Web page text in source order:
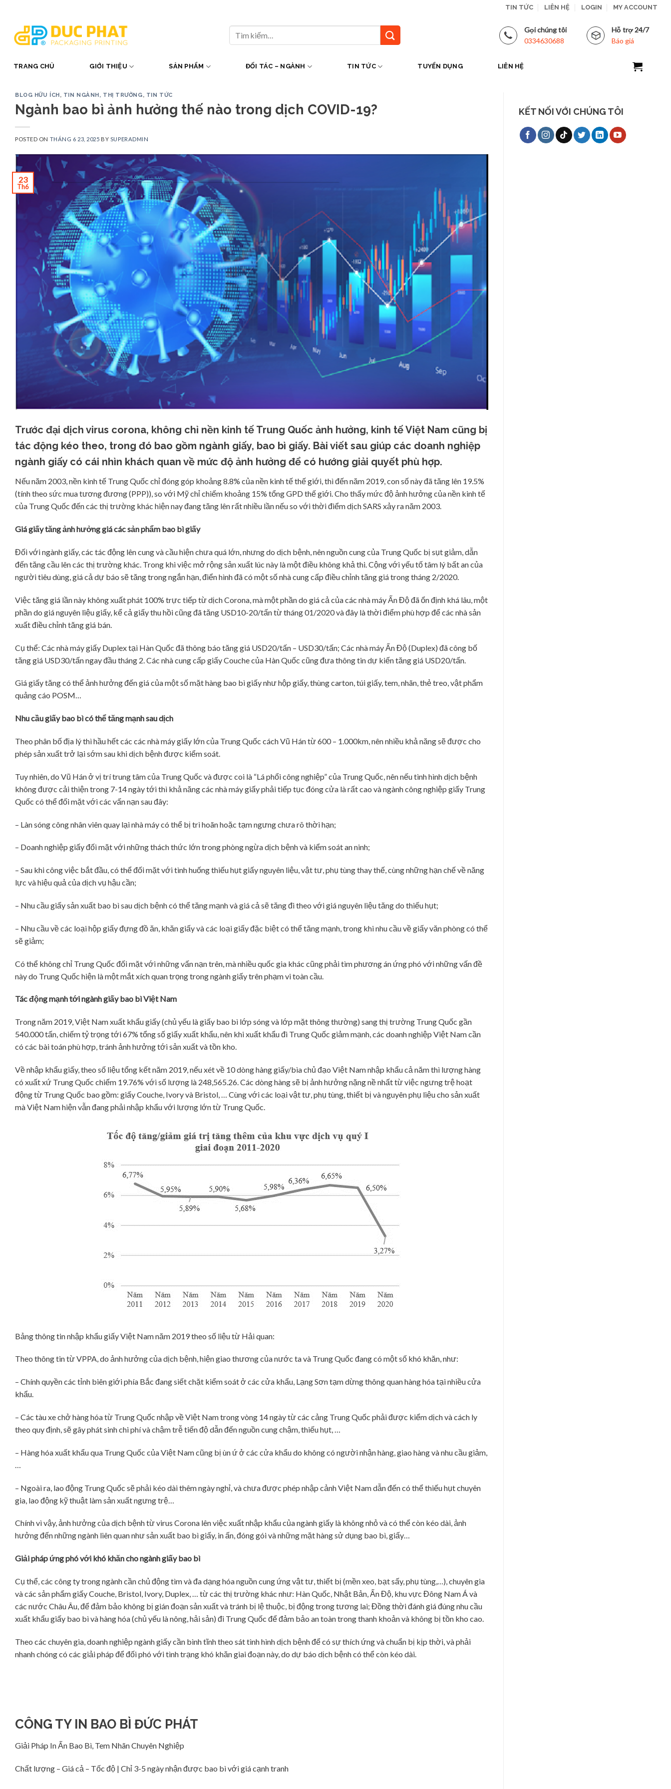
content
TIN TỨC LIÊN HỆ LOGIN MY ACCOUNT
kiếm:
Gọi chúng tôi
0334630688
Hỗ trợ 24/7
Báo giá
TRANG CHỦ GIỚI THIỆU SẢN PHẨM ĐỐI TÁC – NGÀNH TIN TỨC TUYỂN DỤNG LIÊN HỆ
BLOG HỮU ÍCH, TIN NGÀNH, THỊ TRƯỜNG, TIN TỨC
Ngành bao bì ảnh hưởng thế nào trong dịch COVID-19?
POSTED ON THÁNG 6 23, 2025 BY SUPERADMIN
23
Th6
Trước đại dịch virus corona, không chỉ nền kinh tế Trung Quốc ảnh hưởng, kinh tế Việt Nam cũng bị
tác động kéo theo, trong đó bao gồm ngành giấy, bao bì giấy. Bài viết sau giúp các doanh nghiệp
ngành giấy có cái nhìn khách quan về mức độ ảnh hưởng để có hướng giải quyết phù hợp.
Nếu năm 2003, nền kinh tế Trung Quốc chỉ đóng góp khoảng 8.8% của nền kinh tế thế giới, thì đến năm 2019, con số này đã tăng lên 19.5%
(tính theo sức mua tương đương (PPP)), so với Mỹ chỉ chiếm khoảng 15% tổng GPD thế giới. Cho thấy mức độ ảnh hưởng của nền kinh tế
của Trung Quốc đến các thị trường khác hiện nay đang tăng lên rất nhiều lần nếu so với thời điểm dịch SARS xảy ra năm 2003.
Giá giấy tăng ảnh hưởng giá các sản phẩm bao bì giấy
Đối với ngành giấy, các tác động lên cung và cầu hiện chưa quá lớn, nhưng do dịch bệnh, nên nguồn cung của Trung Quốc bị sụt giảm, dẫn
đến tăng cầu lên các thị trường khác. Trong khi việc mở rộng sản xuất lúc này là một điều không khả thi. Cộng với yếu tố tâm lý bất an của
người tiêu dùng, giá cả dự báo sẽ tăng trong ngắn hạn, điển hình đã có một số nhà cung cấp điều chỉnh tăng giá trong tháng 2/2020.
Việc tăng giá lần này không xuất phát 100% trực tiếp từ dịch Corona, mà một phần do giá cả của các nhà máy Ấn Độ đã ổn định khá lâu, một
phần do giá nguyên liệu giấy, kể cả giấy thu hồi cũng đã tăng USD10-20/tấn từ tháng 01/2020 và đây là thời điểm phù hợp để các nhà sản
xuất điều chỉnh tăng giá bán.
Cụ thể: Các nhà máy giấy Duplex tại Hàn Quốc đã thông báo tăng giá USD20/tấn – USD30/tấn; Các nhà máy Ấn Độ (Duplex) đã công bố
tăng giá USD30/tấn ngay đầu tháng 2. Các nhà cung cấp giấy Couche của Hàn Quốc cũng đưa thông tin dự kiến tăng giá USD20/tấn.
Giá giấy tăng có thể ảnh hưởng đến giá của một số mặt hàng bao bì giấy như hộp giấy, thùng carton, túi giấy, tem, nhãn, thẻ treo, vật phẩm
quảng cáo POSM…
Nhu cầu giấy bao bì có thể tăng mạnh sau dịch
Theo phân bố địa lý thì hầu hết các các nhà máy giấy lớn của Trung Quốc cách Vũ Hán từ 600 – 1.000km, nên nhiều khả năng sẽ được cho
phép sản xuất trở lại sớm sau khi dịch bệnh được kiểm soát.
Tuy nhiên, do Vũ Hán ở vị trí trung tâm của Trung Quốc và được coi là “Lá phổi công nghiệp” của Trung Quốc, nên nếu tình hình dịch bệnh
không được cải thiện trong 7-14 ngày tới thì khả năng các nhà máy giấy phải tiếp tục đóng cửa là rất cao và ngành công nghiệp giấy Trung
Quốc có thể đối mặt với các vấn nạn sau đây:
– Làn sóng công nhân viên quay lại nhà máy có thể bị trì hoãn hoặc tạm ngưng chưa rõ thời hạn;
– Doanh nghiệp giấy đối mặt với những thách thức lớn trong phòng ngừa dịch bệnh và kiểm soát an ninh;
– Sau khi công việc bắt đầu, có thể đối mặt với tình huống thiếu hụt giấy nguyên liệu, vật tư, phụ tùng thay thế, cùng những hạn chế về năng
lực và hiệu quả của dịch vụ hậu cần;
– Nhu cầu giấy sản xuất bao bì sau dịch bệnh có thể tăng mạnh và giá cả sẽ tăng đi theo với giá nguyên liệu tăng do thiếu hụt;
– Nhu cầu về các loại hộp giấy đựng đồ ăn, khăn giấy và các loại giấy đặc biệt có thể tăng mạnh, trong khi nhu cầu về giấy văn phòng có thể
sẽ giảm;
Có thể không chỉ Trung Quốc đối mặt với những vấn nạn trên, mà nhiều quốc gia khác cũng phải tìm phương án ứng phó với những vấn đề
này do Trung Quốc hiện là một mắt xích quan trọng trong ngành giấy trên phạm vi toàn cầu.
Tác động mạnh tới ngành giấy bao bì Việt Nam
Trong năm 2019, Việt Nam xuất khẩu giấy (chủ yếu là giấy bao bì lớp sóng và lớp mặt thông thường) sang thị trường Trung Quốc gần
540.000 tấn, chiếm tỷ trọng tới 67% tổng số giấy xuất khẩu, nên khi xuất khẩu đi Trung Quốc giảm mạnh, các doanh nghiệp Việt Nam cần
có các bài toán phù hợp, tránh ảnh hưởng tới sản xuất và tồn kho.
Về nhập khẩu giấy, theo số liệu tổng kết năm 2019, nếu xét về 10 dòng hàng giấy/bìa chủ đạo Việt Nam nhập khẩu cả năm thì lượng hàng
có xuất xứ Trung Quốc chiếm 19.76% với số lượng là 248,565.26. Các dòng hàng sẽ bị ảnh hưởng nặng nề nhất từ việc ngưng trệ hoạt
động từ Trung Quốc bao gồm: giấy Couche, Ivory và Bristol, … Cùng với các loại vật tư, phụ tùng, thiết bị và nguyên phụ liệu cho sản xuất
mà Việt Nam hiện vẫn đang phải nhập khẩu với lượng lớn từ Trung Quốc.
Bảng thông tin nhập khẩu giấy Việt Nam năm 2019 theo số liệu từ Hải quan:
Theo thông tin từ VPPA, do ảnh hưởng của dịch bệnh, hiện giao thương của nước ta và Trung Quốc đang có một số khó khăn, như:
– Chính quyền các tỉnh biên giới phía Bắc đang siết chặt kiểm soát ở các cửa khẩu, Lạng Sơn tạm dừng thông quan hàng hóa tại nhiều cửa
khẩu.
– Các tàu xe chở hàng hóa từ Trung Quốc nhập về Việt Nam trong vòng 14 ngày từ các cảng Trung Quốc phải được kiểm dịch và cách ly
theo quy định, sẽ gây phát sinh chi phí và chậm trễ tiến độ dẫn đến nguồn cung chậm, thiếu hụt, …
– Hàng hóa xuất khẩu qua Trung Quốc của Việt Nam cũng bị ùn ứ ở các cửa khẩu do không có người nhận hàng, giao hàng và nhu cầu giảm,
– Ngoài ra, lao động Trung Quốc sẽ phải kéo dài thêm ngày nghỉ, và chưa được phép nhập cảnh Việt Nam dẫn đến có thể thiếu hụt chuyên
gia, lao động kỹ thuật làm sản xuất ngưng trệ…
Chính vì vậy, ảnh hưởng của dịch bệnh từ virus Corona lên việc xuất nhập khẩu của ngành giấy là không nhỏ và có thể còn kéo dài, ảnh
hưởng đến những ngành liên quan như sản xuất bao bì giấy, in ấn, đóng gói và những mặt hàng sử dụng bao bì, giấy…
Giải pháp ứng phó với khó khăn cho ngành giấy bao bì
Cụ thể, các công ty trong ngành cần chủ động tìm và đa dạng hóa nguồn cung ứng vật tư, thiết bị (mền xeo, bạt sấy, phụ tùng,…), chuyên gia
và các sản phẩm giấy Couche, Bristol, Ivory, Duplex, … từ các thị trường khác như: Hàn Quốc, Nhật Bản, Ấn Độ, khu vực Đông Nam Á và
các nước Châu Âu, để đảm bảo không bị gián đoạn sản xuất và tránh bị lệ thuộc, bị động trong tương lai; Đồng thời đánh giá đúng nhu cầu
xuất khẩu giấy bao bì và hàng hóa (chủ yếu là nông, hải sản) đi Trung Quốc để đảm bảo an toàn trong thanh khoản và không bị tồn kho cao.
Theo các chuyên gia, doanh nghiệp ngành giấy cần bình tĩnh theo sát tình hình dịch bệnh để có sự thích ứng và chuẩn bị kịp thời, và phải
nhanh chóng có các giải pháp để đối phó với tình trạng khó khăn giai đoạn này, do dự báo dịch bệnh có thể còn kéo dài.
CÔNG TY IN BAO BÌ ĐỨC PHÁT
Giải Pháp In Ấn Bao Bì, Tem Nhãn Chuyên Nghiệp
Chất lượng – Giá cả – Tốc độ | Chỉ 3-5 ngày nhận được bao bì với giá cạnh tranh
KẾT NỐI VỚI CHÚNG TÔI